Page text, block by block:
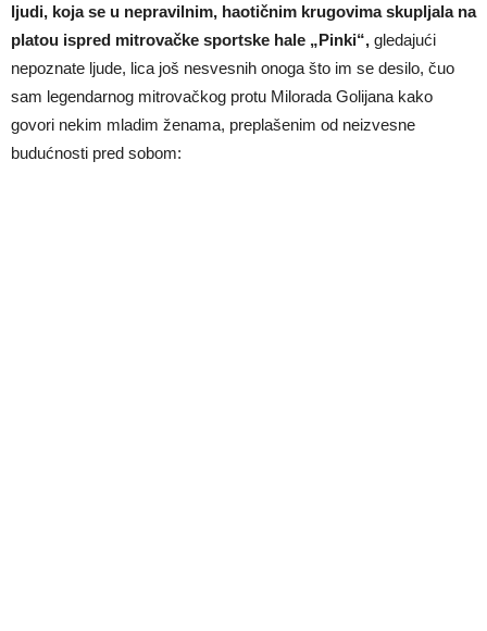
ljudi, koja se u nepravilnim, haotičnim krugovima skupljala na
platou ispred mitrovačke sportske hale „Pinki“, gledajući
nepoznate ljude, lica još nesvesnih onoga što im se desilo, čuo
sam legendarnog mitrovačkog protu Milorada Golijana kako
govori nekim mladim ženama, preplašenim od neizvesne
budućnosti pred sobom: